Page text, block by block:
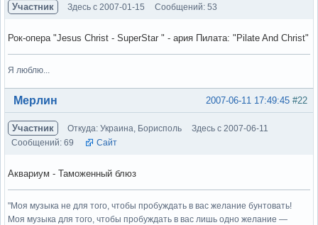
Участник Здесь с 2007-01-15 Сообщений: 53
Рок-опера "Jesus Christ - SuperStar " - ария Пилата: "Pilate And Christ"
Я люблю...
Вне форума #22
2007-06-11 17:49:45
Мерлин
Участник Откуда: Украина, Борисполь
Здесь с 2007-06-11
Сообщений: 69
Сайт
Аквариум - Таможенный блюз
"Моя музыка не для того, чтобы пробуждать в вас желание бунтовать!
Моя музыка для того, чтобы пробуждать в вас лишь одно желание —